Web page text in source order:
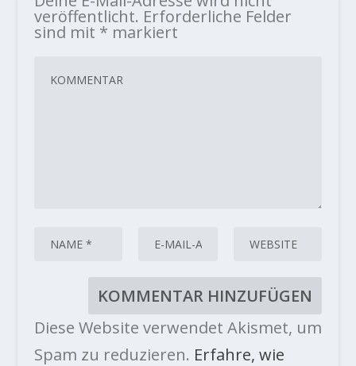
veröffentlicht. Erforderliche Felder
sind mit * markiert
Diese Website verwendet Akismet, um
Spam zu reduzieren. Erfahre, wie